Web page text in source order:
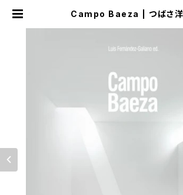
Campo Baeza | つばさ